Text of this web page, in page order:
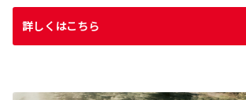
詳しくはこちら